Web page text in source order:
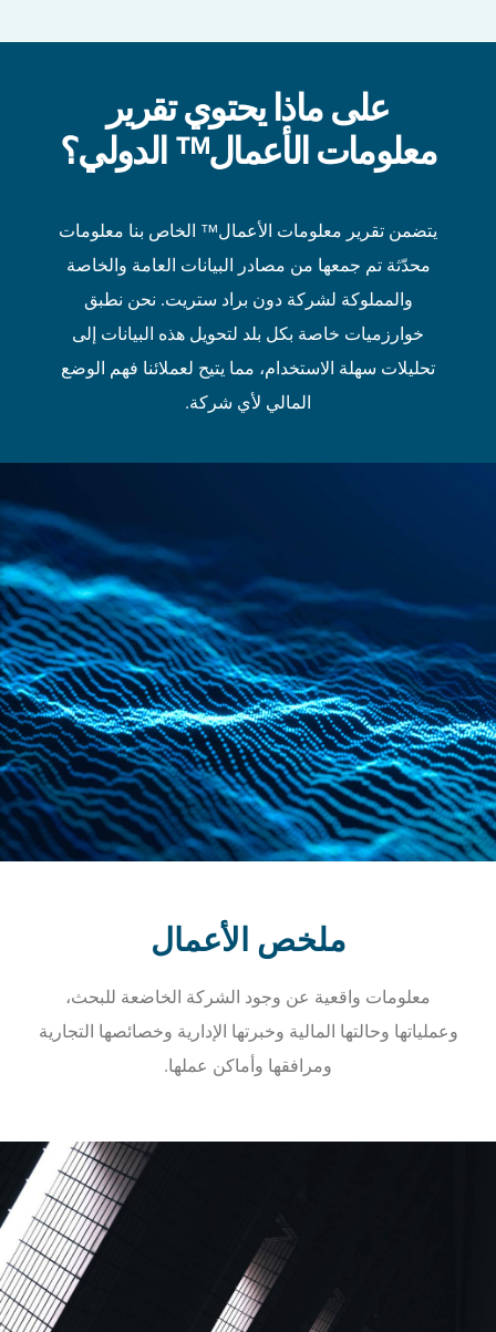
على ماذا يحتوي تقرير
معلومات الأعمال™ الدولي؟
يتضمن تقرير معلومات الأعمال™ الخاص بنا معلومات
محدّثة تم جمعها من مصادر البيانات العامة والخاصة
والمملوكة لشركة دون براد ستريت. نحن نطبق
خوارزميات خاصة بكل بلد لتحويل هذه البيانات إلى
تحليلات سهلة الاستخدام، مما يتيح لعملائنا فهم الوضع
المالي لأي شركة.
ملخص الأعمال
معلومات واقعية عن وجود الشركة الخاضعة للبحث،
وعملياتها وحالتها المالية وخبرتها الإدارية وخصائصها التجارية
ومرافقها وأماكن عملها.